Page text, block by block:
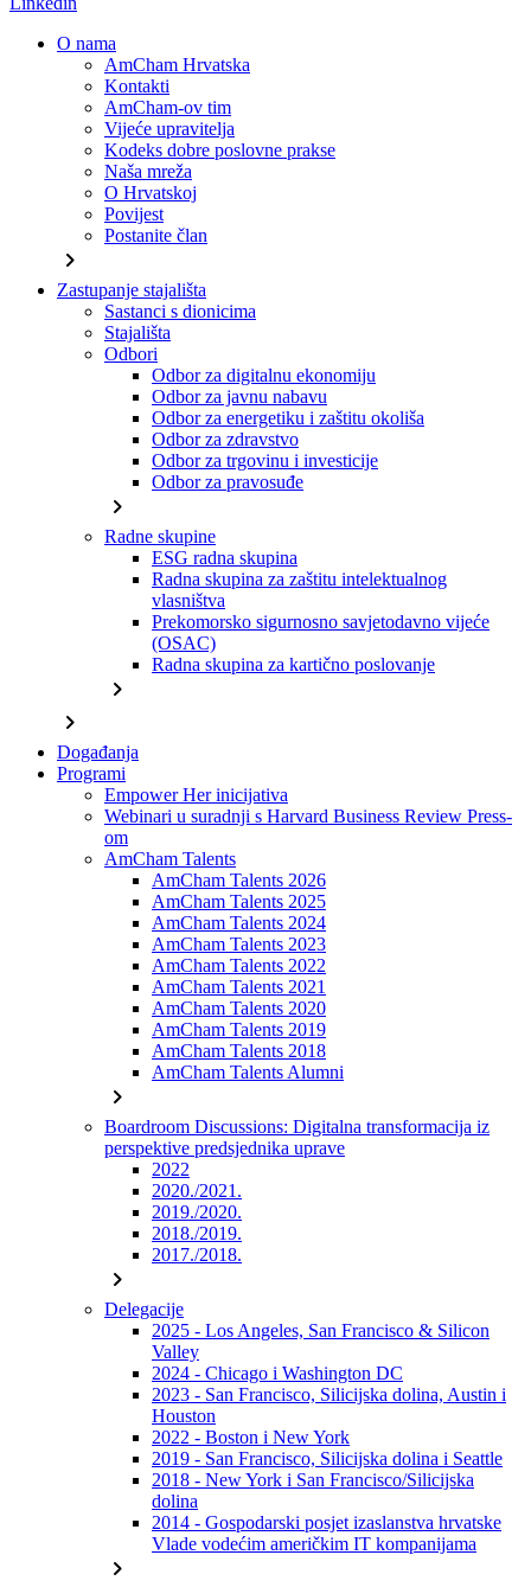
O nama
AmCham Hrvatska
Kontakti
AmCham-ov tim
Vijeće upravitelja
Kodeks dobre poslovne prakse
Naša mreža
O Hrvatskoj
Povijest
Postanite član
chevron_right
Zastupanje stajališta
Sastanci s dionicima
Stajališta
Odbori
Odbor za digitalnu ekonomiju
Odbor za javnu nabavu
Odbor za energetiku i zaštitu okoliša
Odbor za zdravstvo
Odbor za trgovinu i investicije
Odbor za pravosuđe
chevron_right
Radne skupine
ESG radna skupina
Radna skupina za zaštitu intelektualnog
vlasništva
Prekomorsko sigurnosno savjetodavno vijeće
(OSAC)
Radna skupina za kartično poslovanje
chevron_right
chevron_right
Događanja
Programi
Empower Her inicijativa
Webinari u suradnji s Harvard Business Review Press-
om
AmCham Talents
AmCham Talents 2026
AmCham Talents 2025
AmCham Talents 2024
AmCham Talents 2023
AmCham Talents 2022
AmCham Talents 2021
AmCham Talents 2020
AmCham Talents 2019
AmCham Talents 2018
AmCham Talents Alumni
chevron_right
Boardroom Discussions: Digitalna transformacija iz
perspektive predsjednika uprave
2022
2020./2021.
2019./2020.
2018./2019.
2017./2018.
chevron_right
Delegacije
2025 - Los Angeles, San Francisco & Silicon
Valley
2024 - Chicago i Washington DC
2023 - San Francisco, Silicijska dolina, Austin i
Houston
2022 - Boston i New York
2019 - San Francisco, Silicijska dolina i Seattle
2018 - New York i San Francisco/Silicijska
dolina
2014 - Gospodarski posjet izaslanstva hrvatske
Vlade vodećim američkim IT kompanijama
chevron_right